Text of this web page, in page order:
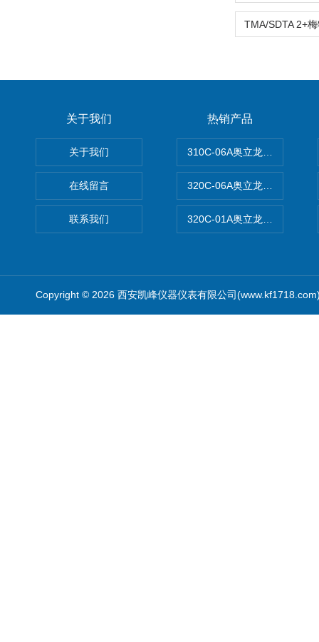
关于我们
关于我们
在线留言
联系我们
热销产品
310C-06A奥立龙实验室台式
320C-06A奥立龙实验室便携
320C-01A奥立龙实验室便携
Copyright © 2026 西安凯峰仪器仪表有限公司